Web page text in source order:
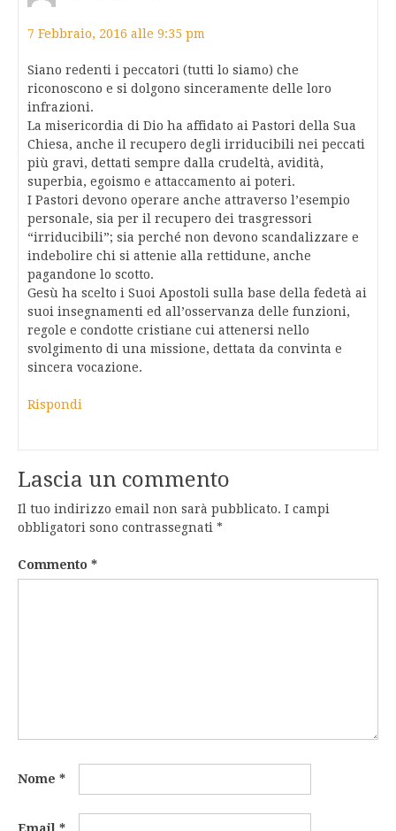
7 Febbraio, 2016 alle 9:35 pm
Siano redenti i peccatori (tutti lo siamo) che
riconoscono e si dolgono sinceramente delle loro
infrazioni.
La misericordia di Dio ha affidato ai Pastori della Sua
Chiesa, anche il recupero degli irriducibili nei peccati
più gravi, dettati sempre dalla crudeltà, avidità,
superbia, egoismo e attaccamento ai poteri.
I Pastori devono operare anche attraverso l’esempio
personale, sia per il recupero dei trasgressori
“irriducibili”; sia perché non devono scandalizzare e
indebolire chi si attenie alla rettidune, anche
pagandone lo scotto.
Gesù ha scelto i Suoi Apostoli sulla base della fedetà ai
suoi insegnamenti ed all’osservanza delle funzioni,
regole e condotte cristiane cui attenersi nello
svolgimento di una missione, dettata da convinta e
sincera vocazione.
Rispondi
Lascia un commento
Il tuo indirizzo email non sarà pubblicato. I campi
obbligatori sono contrassegnati *
Commento *
Nome *